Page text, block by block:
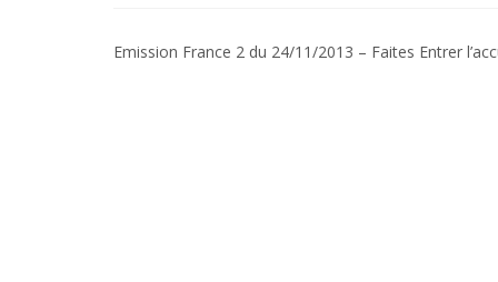
Emission France 2 du 24/11/2013 – Faites Entrer